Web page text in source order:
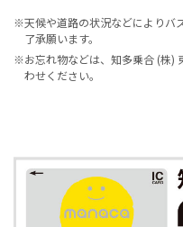
※天候や道路の状況などによりバ
了承願います。
※お忘れ物などは、知多乗合 (株)
わせください。